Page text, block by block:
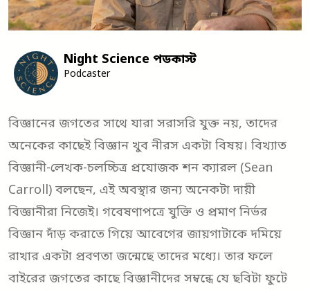
Night Science পডকাস্ট
Podcaster
বিজ্ঞানের জগতের সাথে যারা সরাসরি যুক্ত নয়, তাদের
অনেকের কাছেই বিজ্ঞান খুব নীরস একটা বিষয়। বিখ্যাত
বিজ্ঞানী-লেখক-চলচ্চিত্র প্রযোজক শন ক্যারল (Sean
Carroll) বলছেন, এই অবস্থার জন্য অনেকটা দায়ী
বিজ্ঞানীরা নিজেই। গবেষণাপত্রে যুক্তি ও প্রমাণ নির্ভর
বিজ্ঞান দাঁড় করাতে গিয়ে আবেগের জায়গাটাকে দমিয়ে
রাখার একটা প্রবণতা জন্মেছে তাদের মধ্যে। তার ফলে
বাইরের জগতের কাছে বিজ্ঞানীদের সম্বন্ধে যে ছবিটা ফুটে